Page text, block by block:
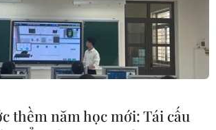
thềm năm học mới: Tái cấu